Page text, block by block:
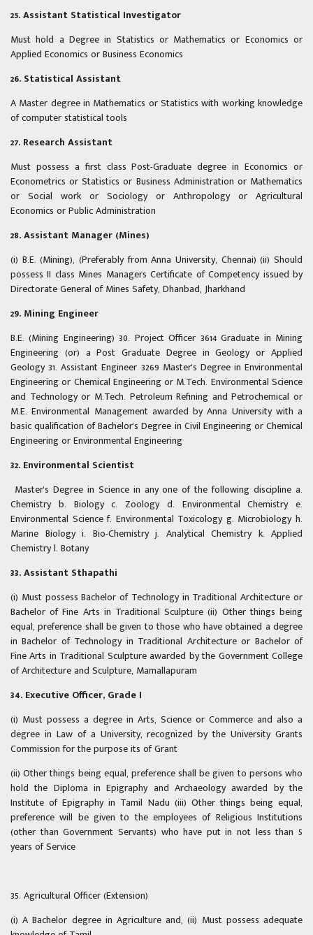
25. Assistant Statistical Investigator
Must hold a Degree in Statistics or Mathematics or Economics or
Applied Economics or Business Economics
26. Statistical Assistant
A Master degree in Mathematics or Statistics with working knowledge
of computer statistical tools
27. Research Assistant
Must possess a first class Post-Graduate degree in Economics or
Econometrics or Statistics or Business Administration or Mathematics
or Social work or Sociology or Anthropology or Agricultural
Economics or Public Administration
28. Assistant Manager (Mines)
(i) B.E. (Mining), (Preferably from Anna University, Chennai) (ii) Should
possess II class Mines Managers Certificate of Competency issued by
Directorate General of Mines Safety, Dhanbad, Jharkhand
29. Mining Engineer
B.E. (Mining Engineering) 30. Project Officer 3614 Graduate in Mining
Engineering (or) a Post Graduate Degree in Geology or Applied
Geology 31. Assistant Engineer 3269 Master's Degree in Environmental
Engineering or Chemical Engineering or M.Tech. Environmental Science
and Technology or M.Tech. Petroleum Refining and Petrochemical or
M.E. Environmental Management awarded by Anna University with a
basic qualification of Bachelor's Degree in Civil Engineering or Chemical
Engineering or Environmental Engineering
32. Environmental Scientist
Master's Degree in Science in any one of the following discipline a.
Chemistry b. Biology c. Zoology d. Environmental Chemistry e.
Environmental Science f. Environmental Toxicology g. Microbiology h.
Marine Biology i. Bio-Chemistry j. Analytical Chemistry k. Applied
Chemistry l. Botany
33. Assistant Sthapathi
(i) Must possess Bachelor of Technology in Traditional Architecture or
Bachelor of Fine Arts in Traditional Sculpture (ii) Other things being
equal, preference shall be given to those who have obtained a degree
in Bachelor of Technology in Traditional Architecture or Bachelor of
Fine Arts in Traditional Sculpture awarded by the Government College
of Architecture and Sculpture, Mamallapuram
34. Executive Officer, Grade I
(i) Must possess a degree in Arts, Science or Commerce and also a
degree in Law of a University, recognized by the University Grants
Commission for the purpose its of Grant
(ii) Other things being equal, preference shall be given to persons who
hold the Diploma in Epigraphy and Archaeology awarded by the
Institute of Epigraphy in Tamil Nadu (iii) Other things being equal,
preference will be given to the employees of Religious Institutions
(other than Government Servants) who have put in not less than 5
years of Service
35. Agricultural Officer (Extension)
(i) A Bachelor degree in Agriculture and, (ii) Must possess adequate